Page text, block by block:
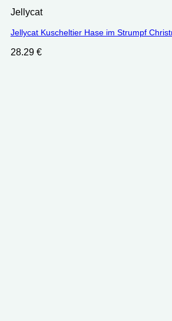
Jellycat
Jellycat Kuscheltier Hase im Strumpf
28.29 €